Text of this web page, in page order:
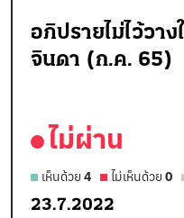
อภิปรายไม่ไว้วา
จินดา (ก.ค. 65)
ไม่ผ่าน
เห็นด้วย 4 ไม่เห็นด้วย 0
23.7.2022